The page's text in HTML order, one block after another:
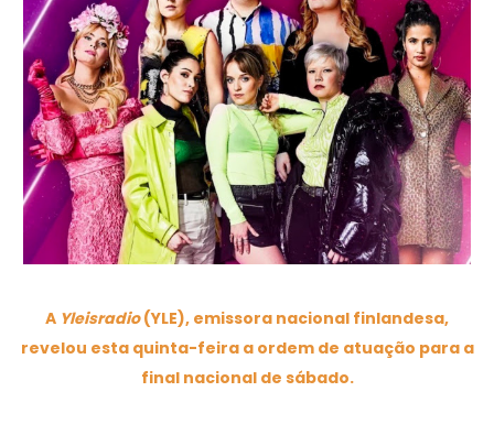
A Yleisradio(YLE), emissora nacional finlandesa,
revelou esta quinta-feira a ordem de atuação para a
final nacional de sábado.